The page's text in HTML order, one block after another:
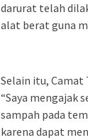
darurat telah
alat berat guna
Selain itu,
“Saya mengajak
sampah pada
karena dapat